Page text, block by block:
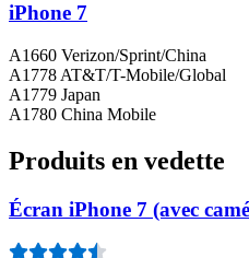
iPhone 7
A1660 Verizon/Sprint/China
A1778 AT&T/T-Mobile/Global
A1779 Japan
A1780 China Mobile
Produits en vedette
Écran iPhone 7 (avec